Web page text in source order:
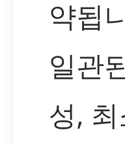
약됩
일관
성,